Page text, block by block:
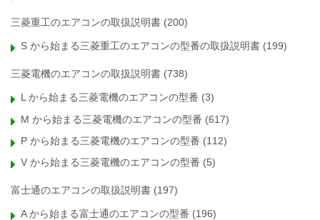
三菱重工のエアコンの取扱説明書 (200)
S から始まる三菱重工のエアコンの型番の取扱説明書 (199)
三菱電機のエアコンの取扱説明書 (738)
L から始まる三菱電機のエアコンの型番 (3)
M から始まる三菱電機のエアコンの型番 (617)
P から始まる三菱電機のエアコンの型番 (112)
V から始まる三菱電機のエアコンの型番 (5)
富士通のエアコンの取扱説明書 (197)
A から始まる富士通のエアコンの型番 (196)